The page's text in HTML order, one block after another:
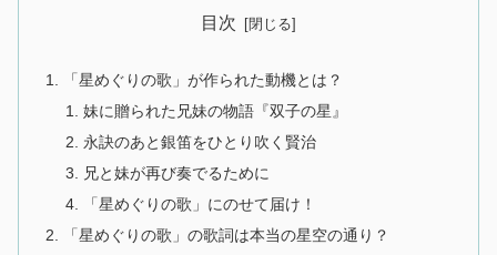
目次
「星めぐりの歌」が作られた動機とは？
妹に贈られた兄妹の物語『双子の星』
永訣のあと銀笛をひとり吹く賢治
兄と妹が再び奏でるために
「星めぐりの歌」にのせて届け！
「星めぐりの歌」の歌詞は本当の星空の通り？